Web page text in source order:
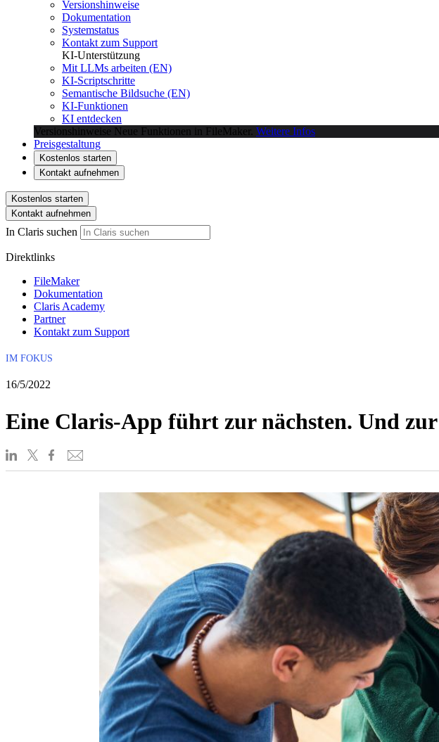
Versionshinweise
Dokumentation
Systemstatus
Kontakt zum Support
KI-Unterstützung
Mit LLMs arbeiten (EN)
KI-Scriptschritte
Semantische Bildsuche (EN)
KI-Funktionen
KI entdecken
Versionshinweise Neue Funktionen in FileMaker. Weitere Infos
Preisgestaltung
Kostenlos starten
Kontakt aufnehmen
Kostenlos starten
Kontakt aufnehmen
In Claris suchen
Direktlinks
FileMaker
Dokumentation
Claris Academy
Partner
Kontakt zum Support
IM FOKUS
16/5/2022
Eine Claris-App führt zur nächsten. Und zur